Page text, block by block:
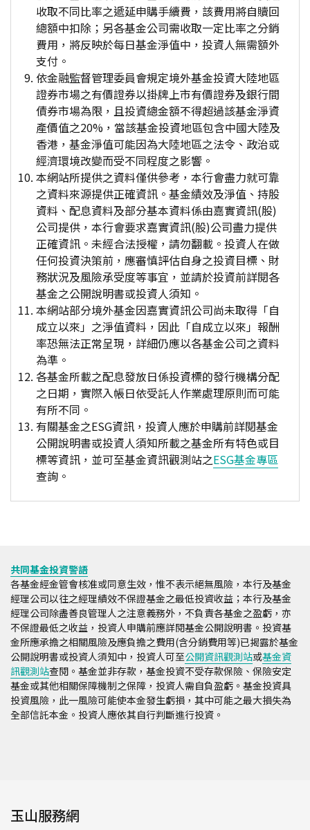
收取不同比率之遞延申購手續費，該費用將自贖回
總額中扣除；另各基金公司需收取一定比率之分銷
費用，將反映於每日基金淨值中，投資人無需額外
支付。
依金融監督管理委員會規定境外基金投資大陸地區
證券市場之有價證券以掛牌上市有價證券及銀行間
債券市場為限，且投資總金額不得超過該基金淨資
產價值之20%，當該基金投資地區包含中國大陸及
香港，基金淨值可能因為大陸地區之法令、政治或
經濟環境改變而受不同程度之影響。
本網站所提供之資料僅供參考，本行會盡力就可靠
之資料來源提供正確資訊。基金績效及淨值、持股
資料、配息資料及部分基本資料係由嘉實資訊(股)
公司提供，本行會要求嘉實資訊(股)公司盡力提供
正確資訊。未經合法授權，請勿翻載。投資人在做
任何投資決策前，應審慎評估自身之投資目標、財
務狀況及風險承受度等事宜，並請於投資前詳閱各
基金之公開說明書或投資人須知。
本網站部分境外基金因嘉實資訊公司尚未取得「自
成立以來」之淨值資料，因此「自成立以來」報酬
率恐無法正常呈現，詳細仍應以各基金公司之資料
為準。
各基金所載之配息發放日係投資標的發行機構分配
之日期，實際入帳日依受託人作業處理原則而可能
有所不同。
有關基金之ESG資訊，投資人應於申購前詳閱基金
公開說明書或投資人須知所載之基金所有特色或目
標等資訊，並可至基金資訊觀測站之ESG基金專區
查詢。
共同基金投資警語
各基金經金管會核准或同意生效，惟不表示絕無風險，本行及基金
經理公司以往之經理績效不保證基金之最低投資收益；本行及基金
經理公司除盡善良管理人之注意義務外，不負責各基金之盈虧，亦
不保證最低之收益，投資人申購前應詳閱基金公開說明書。投資基
金所應承擔之相關風險及應負擔之費用(含分銷費用等)已揭露於基金
公開說明書或投資人須知中，投資人可至公開資訊觀測站或基金資
訊觀測站查閱。基金並非存款，基金投資不受存款保險、保險安定
基金或其他相關保障機制之保障，投資人需自負盈虧。基金投資具
投資風險，此一風險可能使本金發生虧損，其中可能之最大損失為
全部信託本金。投資人應依其自行判斷進行投資。
玉山服務網